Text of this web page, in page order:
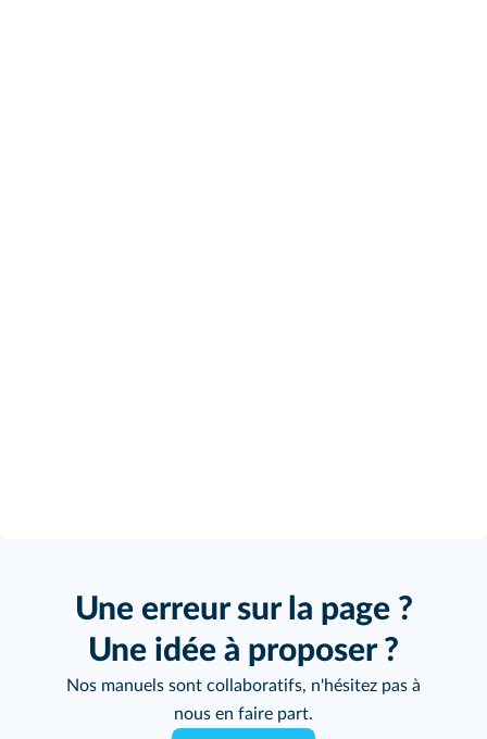
Une erreur sur la page ?
Une idée à proposer ?
Nos manuels sont collaboratifs, n'hésitez pas à
nous en faire part.